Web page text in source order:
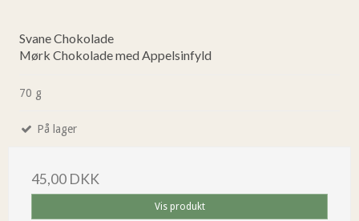
Svane Chokolade
Mørk Chokolade med Appelsinfyld
70 g
På lager
45,00 DKK
Vis produkt